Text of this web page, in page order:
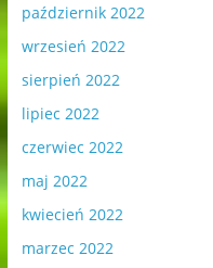
październik 2022
wrzesień 2022
sierpień 2022
lipiec 2022
czerwiec 2022
maj 2022
kwiecień 2022
marzec 2022